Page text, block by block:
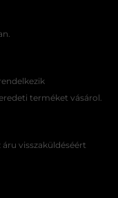
terméket vásárol.
visszaküldéséért